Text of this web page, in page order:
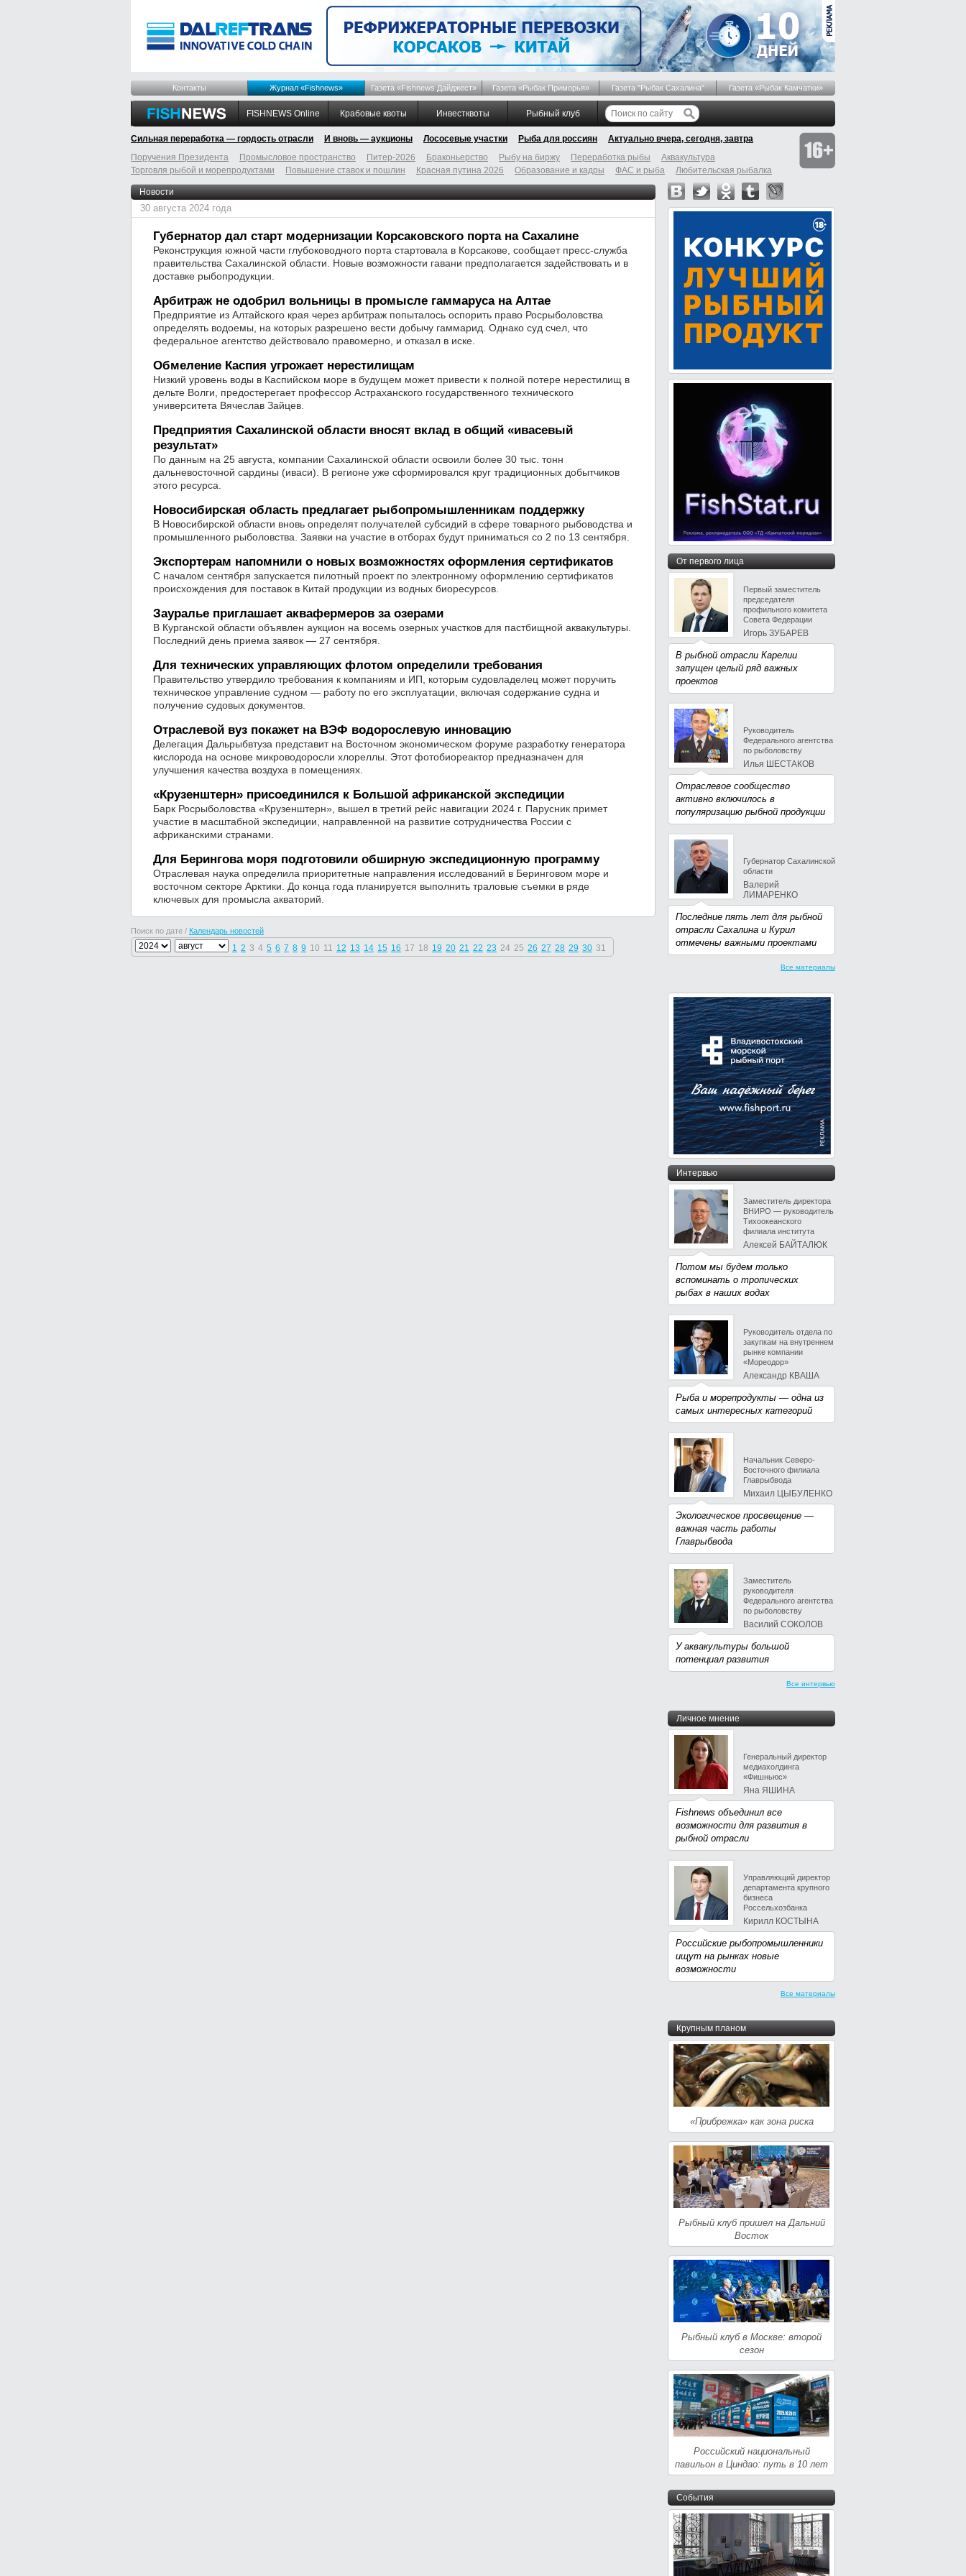
Контакты Журнал «Fishnews» Газета «Fishnews Дайджест» Газета «Рыбак Приморья» Газета "Рыбак Сахалина" Газета «Рыбак Камчатки»
FISHNEWS Online Крабовые квоты Инвестквоты Рыбный клуб
Сильная переработка — гордость отрасли И вновь — аукционы Лососевые участки Рыба для россиян
Актуально вчера, сегодня, завтра
Поручения Президента
Промысловое пространство Питер-2026 Браконьерство Рыбу на биржу Переработка рыбы
Аквакультура
Торговля рыбой и морепродуктами
Повышение ставок и пошлин Красная путина 2026 Образование и кадры ФАС и рыба Любительская рыбалка
Новости
30 августа 2024 года
Губернатор дал старт модернизации Корсаковского порта на Сахалине
Реконструкция южной части глубоководного порта стартовала в Корсакове, сообщает пресс-служба
правительства Сахалинской области. Новые возможности гавани предполагается задействовать и в
доставке рыбопродукции.
Арбитраж не одобрил вольницы в промысле гаммаруса на Алтае
Предприятие из Алтайского края через арбитраж попыталось оспорить право Росрыболовства
определять водоемы, на которых разрешено вести добычу гаммарид. Однако суд счел, что
федеральное агентство действовало правомерно, и отказал в иске.
Обмеление Каспия угрожает нерестилищам
Низкий уровень воды в Каспийском море в будущем может привести к полной потере нерестилищ в
дельте Волги, предостерегает профессор Астраханского государственного технического
университета Вячеслав Зайцев.
Предприятия Сахалинской области вносят вклад в общий «ивасевый
результат»
По данным на 25 августа, компании Сахалинской области освоили более 30 тыс. тонн
дальневосточной сардины (иваси). В регионе уже сформировался круг традиционных добытчиков
этого ресурса.
Новосибирская область предлагает рыбопромышленникам поддержку
В Новосибирской области вновь определят получателей субсидий в сфере товарного рыбоводства и
промышленного рыболовства. Заявки на участие в отборах будут приниматься со 2 по 13 сентября.
Экспортерам напомнили о новых возможностях оформления сертификатов
С началом сентября запускается пилотный проект по электронному оформлению сертификатов
происхождения для поставок в Китай продукции из водных биоресурсов.
Зауралье приглашает аквафермеров за озерами
В Курганской области объявлен аукцион на восемь озерных участков для пастбищной аквакультуры.
Последний день приема заявок — 27 сентября.
Для технических управляющих флотом определили требования
Правительство утвердило требования к компаниям и ИП, которым судовладелец может поручить
техническое управление судном — работу по его эксплуатации, включая содержание судна и
получение судовых документов.
Отраслевой вуз покажет на ВЭФ водорослевую инновацию
Делегация Дальрыбвтуза представит на Восточном экономическом форуме разработку генератора
кислорода на основе микроводоросли хлореллы. Этот фотобиореактор предназначен для
улучшения качества воздуха в помещениях.
«Крузенштерн» присоединился к Большой африканской экспедиции
Барк Росрыболовства «Крузенштерн», вышел в третий рейс навигации 2024 г. Парусник примет
участие в масштабной экспедиции, направленной на развитие сотрудничества России с
африканскими странами.
Для Берингова моря подготовили обширную экспедиционную программу
Отраслевая наука определила приоритетные направления исследований в Беринговом море и
восточном секторе Арктики. До конца года планируется выполнить траловые съемки в ряде
ключевых для промысла акваторий.
Поиск по дате / Календарь новостей
1 2 3 4 5 6 7 8 9 10 11 12 13 14 15 16 17 18 19 20 21 22 23 24 25 26 27 28 29 30 31
От первого лица
Первый заместитель
председателя
профильного комитета
Совета Федерации
Игорь ЗУБАРЕВ
В рыбной отрасли Карелии
запущен целый ряд важных
проектов
Руководитель
Федерального агентства
по рыболовству
Илья ШЕСТАКОВ
Отраслевое сообщество
активно включилось в
популяризацию рыбной продукции
Губернатор Сахалинской
области
Валерий
ЛИМАРЕНКО
Последние пять лет для рыбной
отрасли Сахалина и Курил
отмечены важными проектами
Все материалы
Интервью
Заместитель директора
ВНИРО — руководитель
Тихоокеанского
филиала института
Алексей БАЙТАЛЮК
Потом мы будем только
вспоминать о тропических
рыбах в наших водах
Руководитель отдела по
закупкам на внутреннем
рынке компании
«Мореодор»
Александр КВАША
Рыба и морепродукты — одна из
самых интересных категорий
Начальник Северо-
Восточного филиала
Главрыбвода
Михаил ЦЫБУЛЕНКО
Экологическое просвещение —
важная часть работы
Главрыбвода
Заместитель
руководителя
Федерального агентства
по рыболовству
Василий СОКОЛОВ
У аквакультуры большой
потенциал развития
Все интервью
Личное мнение
Генеральный директор
медиахолдинга
«Фишньюс»
Яна ЯШИНА
Fishnews объединил все
возможности для развития в
рыбной отрасли
Управляющий директор
департамента крупного
бизнеса
Россельхозбанка
Кирилл КОСТЫНА
Российские рыбопромышленники
ищут на рынках новые
возможности
Все материалы
Крупным планом
«Прибрежка» как зона риска
Рыбный клуб пришел на Дальний
Восток
Рыбный клуб в Москве: второй
сезон
Российский национальный
павильон в Циндао: путь в 10 лет
События